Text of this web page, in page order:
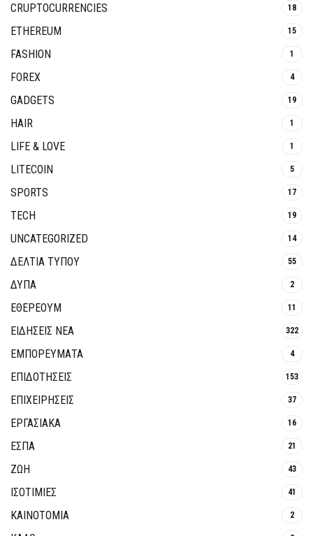
CRUPTOCURRENCIES 18
ETHEREUM 15
FASHION 1
FOREX 4
GADGETS 19
HAIR 1
LIFE & LOVE 1
LITECOIN 5
SPORTS 17
TECH 19
UNCATEGORIZED 14
ΔΕΛΤΙΑ ΤΥΠΟΥ 55
ΔΥΠΑ 2
ΕΘΈΡΕΟΥΜ 11
ΕΙΔΗΣΕΙΣ ΝΕΑ 322
ΕΜΠΟΡΕΥΜΑΤΑ 4
ΕΠΙΔΟΤΗΣΕΙΣ 153
ΕΠΙΧΕΙΡΗΣΕΙΣ 37
ΕΡΓΑΣΙΑΚΑ 16
ΕΣΠΑ 21
ΖΩΗ 43
ΙΣΟΤΙΜΙΕΣ 41
ΚΑΙΝΟΤΟΜΊΑ 2